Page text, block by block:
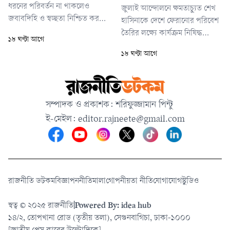
ধরনের পরিবর্তন না থাকলেও
জবাবদিহি ও স্বচ্ছতা নিশ্চিত করতে
হয়েছে। এর মধ্যে অন্যতম গুরুত্বপূর্ণ
অপব্যবহার, অসদাচরণ বা হয়রানির
অভিযোগ সরাসরি করতে পারবেন
সাধারণ নাগরিক। এসব অভিযোগ
গ্রহণ, তদন্ত ও
১৮ ঘণ্টা আগে
জুলাই আন্দোলনে ক্ষমতাচ্যুত শেখ
হাসিনাকে দেশে ফেরানোর পরিবেশ
তৈরির লক্ষ্যে কার্যক্রম নিষিদ্ধ
বিশ্ববিদ্যালয়ের ৪০৪ জন শিক্ষকের
প্রেক্ষাপটে চবি প্রশাসন এ সিদ্ধান্ত
নিয়েছে। বিভিন্ন পাবলিক
বিশ্ববিদ্যালয়ের ওই শিক্ষকদের
তালিকায় চবির ৯ শিক্ষকের নাম
পাও
১৮ ঘণ্টা আগে
সম্পাদক ও প্রকাশক: শরিফুজ্জামান পিন্টু
ই-মেইল: editor.rajneete@gmail.com
রাজনীতি ডটকমবিজ্ঞাপননীতিমালাগোপনীয়তা নীতিযোগাযোগস্টুডিও
স্বত্ব © ২০২৫ রাজনীতিPowered By: idea hub
১৪/২, তোপখানা রোড (তৃতীয় তলা), সেগুনবাগিচা, ঢাকা-১০০০